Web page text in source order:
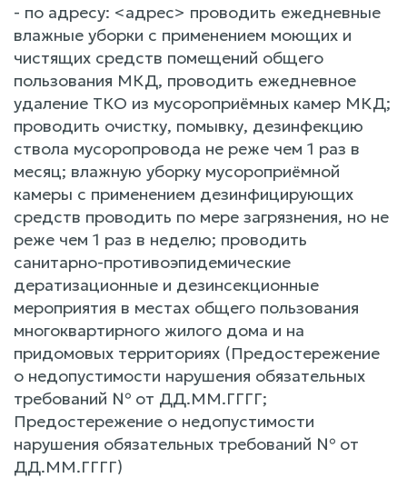
- по адресу: <адрес> проводить ежедневные
влажные уборки с применением моющих и
чистящих средств помещений общего
пользования МКД, проводить ежедневное
удаление ТКО из мусороприёмных камер МКД;
проводить очистку, помывку, дезинфекцию
ствола мусоропровода не реже чем 1 раз в
месяц; влажную уборку мусороприёмной
камеры с применением дезинфицирующих
средств проводить по мере загрязнения, но не
реже чем 1 раз в неделю; проводить
санитарно-противоэпидемические
дератизационные и дезинсекционные
мероприятия в местах общего пользования
многоквартирного жилого дома и на
придомовых территориях (Предостережение
о недопустимости нарушения обязательных
требований № от ДД.ММ.ГГГГ;
Предостережение о недопустимости
нарушения обязательных требований № от
ДД.ММ.ГГГГ)